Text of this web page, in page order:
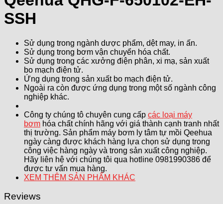
SSH
Sử dụng trong ngành dược phẩm, dệt may, in ấn.
Sử dụng trong bơm vận chuyển hóa chất.
Sử dụng trong các xưởng điện phân, xi mạ, sản xuất
bo mạch điện tử.
Ứng dụng trong sản xuất bo mạch điện tử.
Ngoài ra còn được ứng dụng trong một số ngành công
nghiệp khác.
Công ty chúng tô chuyên cung cấp các loại máy
bơm hóa chất chính hãng với giá thành cạnh tranh nhất
thị trường. Sản phẩm máy bơm ly tâm tự mồi Qeehua
ngày càng được khách hàng lựa chọn sử dụng trong
công việc hàng ngày và trong sản xuất công nghiệp.
Hãy liên hệ với chúng tôi qua hotline 0981990386 để
được tư vấn mua hàng.
XEM THÊM SẢN PHẨM KHÁC
Reviews